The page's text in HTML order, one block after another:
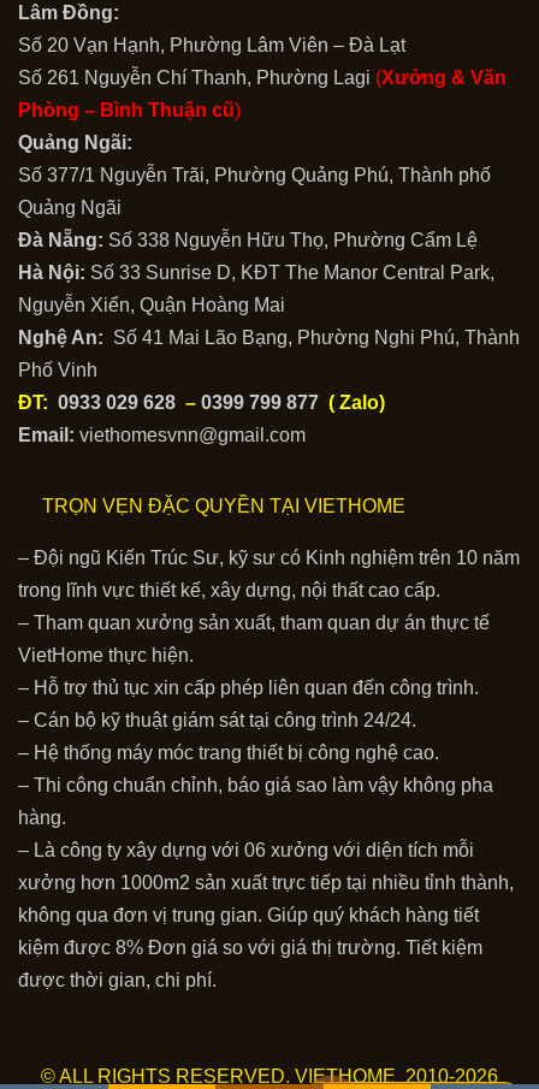
Lâm Đồng:
Số 20 Vạn Hạnh, Phường Lâm Viên – Đà Lạt
Số 261 Nguyễn Chí Thanh, Phường Lagi (Xưởng & Văn
Phòng – Bình Thuận cũ)
Quảng Ngãi:
Số 377/1 Nguyễn Trãi, Phường Quảng Phú, Thành phố
Quảng Ngãi
Đà Nẵng: Số 338 Nguyễn Hữu Thọ, Phường Cẩm Lệ
Hà Nội: Số 33 Sunrise D, KĐT The Manor Central Park,
Nguyễn Xiển, Quận Hoàng Mai
Nghệ An: Số 41 Mai Lão Bạng, Phường Nghi Phú, Thành
Phố Vinh
ĐT: 0933 029 628 – 0399 799 877 ( Zalo)
Email: viethomesvnn@gmail.com
TRỌN VẸN ĐẶC QUYỀN TẠI VIETHOME
– Đội ngũ Kiến Trúc Sư, kỹ sư có Kinh nghiệm trên 10 năm
trong lĩnh vực thiết kế, xây dựng, nội thất cao cấp.
– Tham quan xưởng sản xuất, tham quan dự án thực tế
VietHome thực hiện.
– Hỗ trợ thủ tục xin cấp phép liên quan đến công trình.
– Cán bộ kỹ thuật giám sát tại công trình 24/24.
– Hệ thống máy móc trang thiết bị công nghệ cao.
– Thi công chuẩn chỉnh, báo giá sao làm vậy không pha
hàng.
– Là công ty xây dựng với 06 xưởng với diện tích mỗi
xưởng hơn 1000m2 sản xuất trực tiếp tại nhiều tỉnh thành,
không qua đơn vị trung gian. Giúp quý khách hàng tiết
kiệm được 8% Đơn giá so với giá thị trường. Tiết kiệm
được thời gian, chi phí.
© ALL RIGHTS RESERVED. VIETHOME 2010-2026